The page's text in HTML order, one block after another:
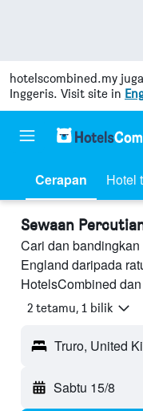
hotelscombined.my
Inggeris. Visit site in
Cerapan Hotel
Sewaan
Cari dan
England daripada
HotelsCombined
2 tetamu, 1 bilik
Truro, United
Sabtu 15/8